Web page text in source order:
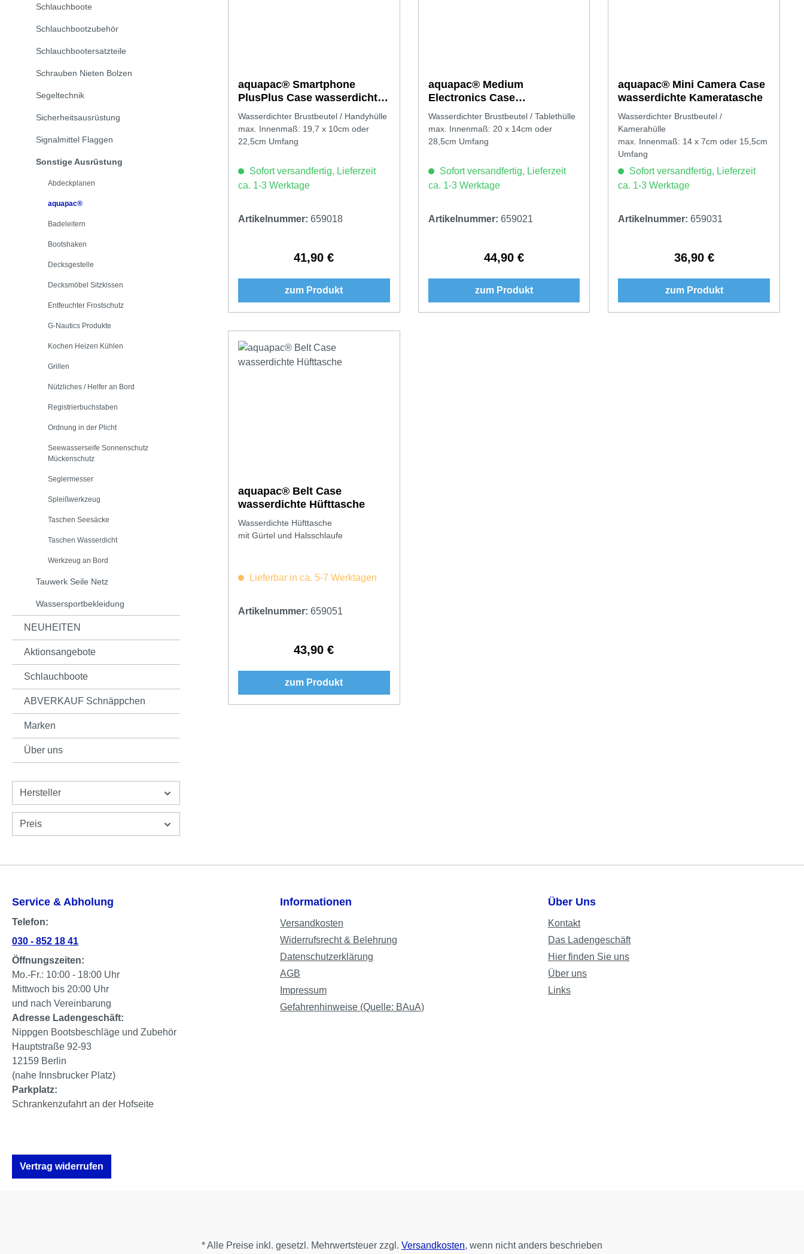
Schlauchboote
Schlauchbootzubehör
Schlauchbootersatzteile
Schrauben Nieten Bolzen
Segeltechnik
Sicherheitsausrüstung
Signalmittel Flaggen
Sonstige Ausrüstung
Abdeckplanen
aquapac®
Badeleitern
Bootshaken
Decksgestelle
Decksmöbel Sitzkissen
Entfeuchter Frostschutz
G-Nautics Produkte
Kochen Heizen Kühlen
Grillen
Nützliches / Helfer an Bord
Registrierbuchstaben
Ordnung in der Plicht
Seewasserseife Sonnenschutz
Mückenschutz
Seglermesser
Spleißwerkzeug
Taschen Seesäcke
Taschen Wasserdicht
Werkzeug an Bord
Tauwerk Seile Netz
Wassersportbekleidung
NEUHEITEN
Aktionsangebote
Schlauchboote
ABVERKAUF Schnäppchen
Marken
Über uns
Hersteller
Preis
aquapac® Smartphone
PlusPlus Case wasserdichte
Handytasche
Wasserdichter Brustbeutel / Handyhülle
max. Innenmaß: 19,7 x 10cm oder
22,5cm Umfang
Sofort versandfertig, Lieferzeit
ca. 1-3 Werktage
Artikelnummer: 659018
Regulärer Preis:
41,90 €
zum Produkt
aquapac® Medium
Electronics Case
wasserdichte Tablettasche
Wasserdichter Brustbeutel / Tablethülle
max. Innenmaß: 20 x 14cm oder
28,5cm Umfang
Sofort versandfertig, Lieferzeit
ca. 1-3 Werktage
Artikelnummer: 659021
Regulärer Preis:
44,90 €
zum Produkt
aquapac® Mini Camera Case
wasserdichte Kameratasche
Wasserdichter Brustbeutel /
Kamerahülle
max. Innenmaß: 14 x 7cm oder 15,5cm
Umfang
Sofort versandfertig, Lieferzeit
ca. 1-3 Werktage
Artikelnummer:659031
Regulärer Preis:
36,90 €
zum Produkt
aquapac® Belt Case
wasserdichte Hüfttasche
Wasserdichte Hüfttasche
mit Gürtel und Halsschlaufe
Lieferbar in ca. 5-7 Werktagen
Artikelnummer: 659051
Regulärer Preis:
43,90 €
zum Produkt
Service & Abholung
Telefon:
030 - 852 18 41
Öffnungszeiten:
Mo.-Fr.: 10:00 - 18:00 Uhr
Mittwoch bis 20:00 Uhr
und nach Vereinbarung
Adresse Ladengeschäft:
Nippgen Bootsbeschläge und Zubehör
Hauptstraße 92-93
12159 Berlin
(nahe Innsbrucker Platz)
Parkplatz:
Schrankenzufahrt an der Hofseite
Vertrag widerrufen
Informationen
Versandkosten
Widerrufsrecht & Belehrung
Datenschutzerklärung
AGB
Impressum
Gefahrenhinweise (Quelle: BAuA)
Über Uns
Kontakt
Das Ladengeschäft
Hier finden Sie uns
Über uns
Links
* Alle Preise inkl. gesetzl. Mehrwertsteuer zzgl. Versandkosten, wenn nicht anders beschrieben